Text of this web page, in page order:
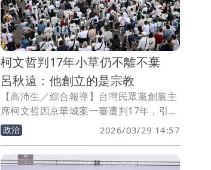
柯文哲判17年小草仍不離不棄
呂秋遠：他創立的是宗教
【高沛生／綜合報導】台灣民眾黨創黨主
席柯文哲因京華城案一審遭判17年，引發
社會高度關注，律師呂秋遠指出，柯文哲
雖然成立了政黨、公司與基金會，但他真
正成立的其實是「宗教」。呂秋遠諷刺表
政治 2026/03/29 14:57